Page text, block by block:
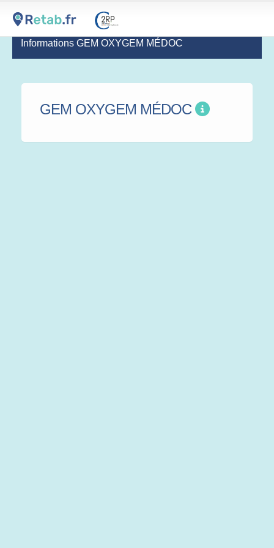
Informations GEM OXYGEM MÉDOC
GEM OXYGEM MÉDOC